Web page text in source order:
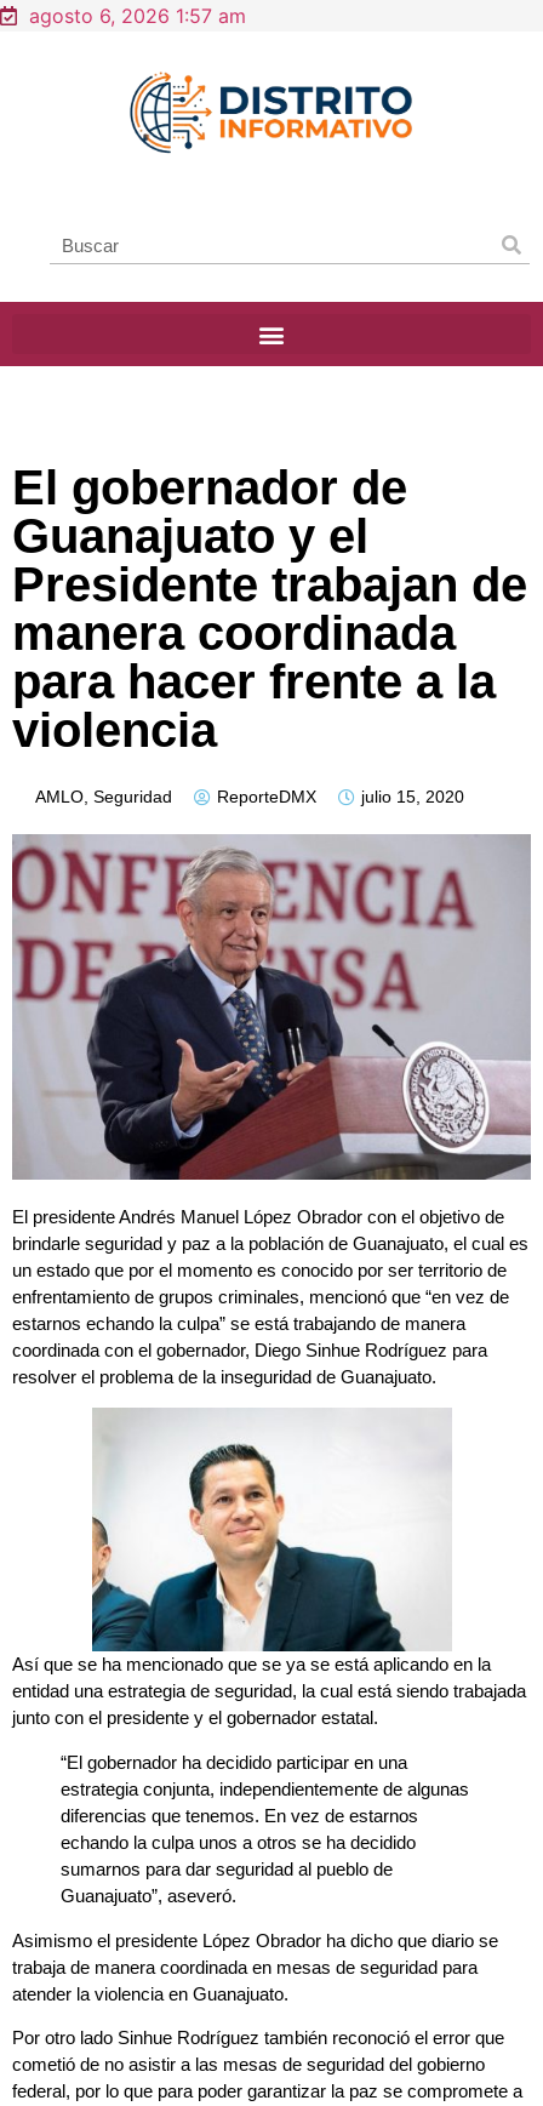
agosto 6, 2026 1:57 am
El gobernador de
Guanajuato y el
Presidente trabajan de
manera coordinada
para hacer frente a la
violencia
AMLO Seguridad ReporteDMX julio 15, 2020
El presidente Andrés Manuel López Obrador con el objetivo de
brindarle seguridad y paz a la población de Guanajuato, el cual es
un estado que por el momento es conocido por ser territorio de
enfrentamiento de grupos criminales, mencionó que “en vez de
estarnos echando la culpa” se está trabajando de manera
coordinada con el gobernador, Diego Sinhue Rodríguez para
resolver el problema de la inseguridad de Guanajuato.
Así que se ha mencionado que se ya se está aplicando en la
entidad una estrategia de seguridad, la cual está siendo trabajada
junto con el presidente y el gobernador estatal.
“El gobernador ha decidido participar en una
estrategia conjunta, independientemente de algunas
diferencias que tenemos. En vez de estarnos
echando la culpa unos a otros se ha decidido
sumarnos para dar seguridad al pueblo de
Guanajuato”, aseveró.
Asimismo el presidente López Obrador ha dicho que diario se
trabaja de manera coordinada en mesas de seguridad para
atender la violencia en Guanajuato.
Por otro lado Sinhue Rodríguez también reconoció el error que
cometió de no asistir a las mesas de seguridad del gobierno
federal, por lo que para poder garantizar la paz se compromete a